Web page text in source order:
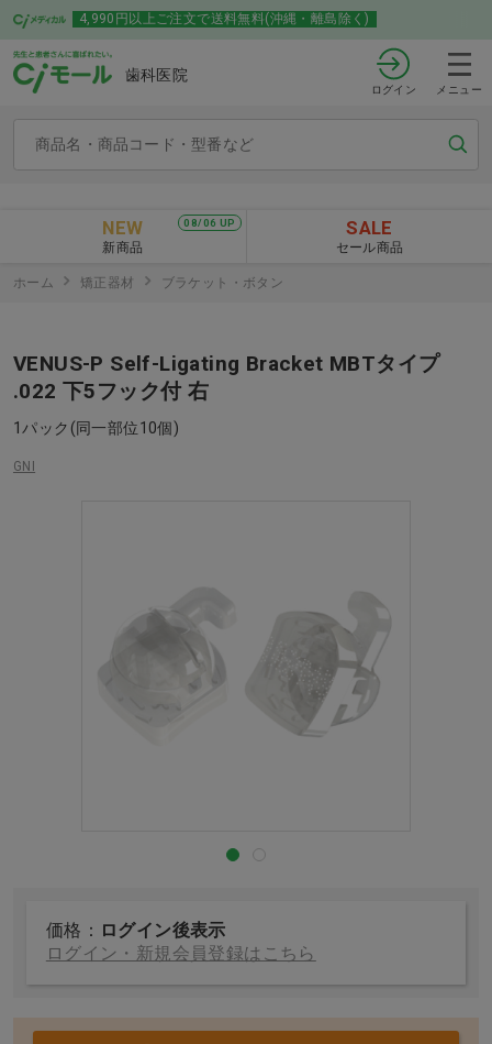
4,990円以上ご注文で送料無料(沖縄・離島除く)
歯科医院
ログイン メニュー
08/06 UP
NEW
新商品
SALE
セール商品
ホーム 矯正器材 ブラケット・ボタン
VENUS-P Self-Ligating Bracket MBTタイプ
.022 下5フック付 右
1パック(同一部位10個)
GNI
価格： ログイン後表示
ログイン・新規会員登録はこちら